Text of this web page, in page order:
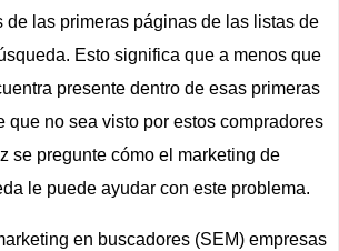
de las primeras páginas de las listas de
Esto significa que a menos que
presente dentro de esas primeras
que no sea visto por estos compradores
se pregunte cómo el marketing de
le puede ayudar con este problema.
en buscadores (SEM) empresas